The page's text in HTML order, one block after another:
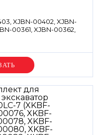
XJBN-00402, XJBN-
00361, XJBN-00362,
OORBG85,
OT2BG30,
цену